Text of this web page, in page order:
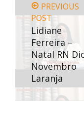
PREVIOUS
POST
Lidiane
Ferreira –
Natal RN
Novembro
Laranja